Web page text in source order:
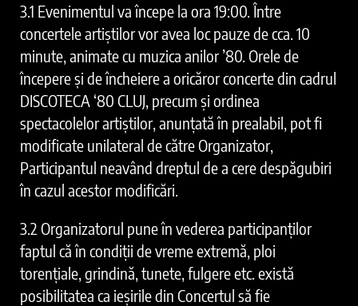
3.1 Evenimentul va începe la ora 19:00. Între
concertele artiștilor vor avea loc pauze de cca. 10
minute, animate cu muzica anilor ’80. Orele de
începere și de încheiere a oricăror concerte din cadrul
DISCOTECA ‘80 CLUJ, precum și ordinea
spectacolelor artiștilor, anunțată în prealabil, pot fi
modificate unilateral de către Organizator,
Participantul neavând dreptul de a cere despăgubiri
în cazul acestor modificări.
3.2 Organizatorul pune în vederea participanților
faptul că în condiții de vreme extremă, ploi
torențiale, grindină, tunete, fulgere etc. există
posibilitatea ca ieşirile din Concertul să fie